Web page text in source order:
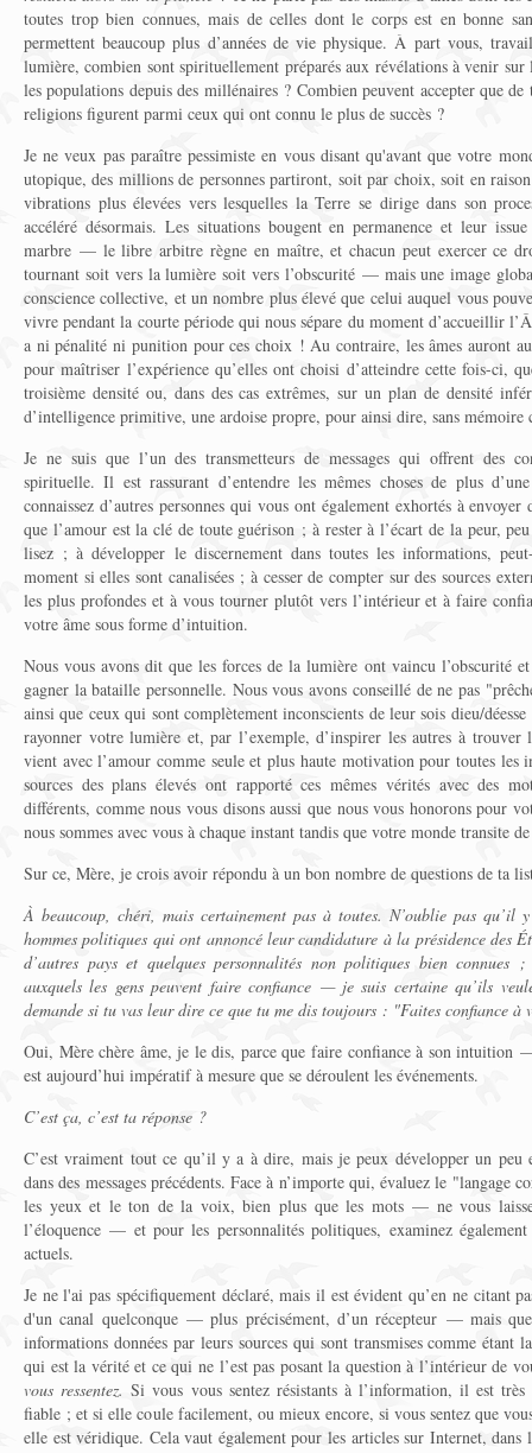
toutes trop bien connues, mais de celles dont le corps est en bonne
permettent beaucoup plus d’années de vie physique. À part vous,
lumière, combien sont spirituellement préparés aux révélations à venir
les populations depuis des millénaires ? Combien peuvent accepter que
religions figurent parmi ceux qui ont connu le plus de succès ?
Je ne veux pas paraître pessimiste en vous disant qu'avant que votre
utopique, des millions de personnes partiront, soit par choix, soit en
vibrations plus élevées vers lesquelles la Terre se dirige dans son
accéléré désormais. Les situations bougent en permanence et leur
marbre — le libre arbitre règne en maître, et chacun peut exercer ce
tournant soit vers la lumière soit vers l’obscurité — mais une image
conscience collective, et un nombre plus élevé que celui auquel vous
vivre pendant la courte période qui nous sépare du moment d’accueillir
a ni pénalité ni punition pour ces choix ! Au contraire, les âmes auront
pour maîtriser l’expérience qu’elles ont choisi d’atteindre cette fois-ci,
troisième densité ou, dans des cas extrêmes, sur un plan de densité
d’intelligence primitive, une ardoise propre, pour ainsi dire, sans mémoire
Je ne suis que l’un des transmetteurs de messages qui offrent des
spirituelle. Il est rassurant d’entendre les mêmes choses de plus
connaissez d’autres personnes qui vous ont également exhortés à
que l’amour est la clé de toute guérison ; à rester à l’écart de la peur,
lisez ; à développer le discernement dans toutes les informations,
moment si elles sont canalisées ; à cesser de compter sur des sources
les plus profondes et à vous tourner plutôt vers l’intérieur et à faire
votre âme sous forme d’intuition.
Nous vous avons dit que les forces de la lumière ont vaincu l’obscurité
gagner la bataille personnelle. Nous vous avons conseillé de ne pas
ainsi que ceux qui sont complètement inconscients de leur sois dieu/
rayonner votre lumière et, par l’exemple, d’inspirer les autres à
vient avec l’amour comme seule et plus haute motivation pour toutes les
sources des plans élevés ont rapporté ces mêmes vérités avec des
différents, comme nous vous disons aussi que nous vous honorons pour
nous sommes avec vous à chaque instant tandis que votre monde transite
Sur ce, Mère, je crois avoir répondu à un bon nombre de questions de ta
À beaucoup, chéri, mais certainement pas à toutes. N’oublie pas qu’il
hommes politiques qui ont annoncé leur candidature à la présidence des
d’autres pays et quelques personnalités non politiques bien connues
auxquels les gens peuvent faire confiance — je suis certaine qu’ils
demande si tu vas leur dire ce que tu me dis toujours : "Faites confiance
Oui, Mère chère âme, je le dis, parce que faire confiance à son
est aujourd’hui impératif à mesure que se déroulent les événements.
C’est ça, c’est ta réponse ?
C’est vraiment tout ce qu’il y a à dire, mais je peux développer un peu
dans des messages précédents. Face à n’importe qui, évaluez le "langage
les yeux et le ton de la voix, bien plus que les mots — ne vous
l’éloquence — et pour les personnalités politiques, examinez
actuels.
Je ne l'ai pas spécifiquement déclaré, mais il est évident qu’en ne citant
d'un canal quelconque — plus précisément, d’un récepteur — mais
informations données par leurs sources qui sont transmises comme étant
qui est la vérité et ce qui ne l’est pas posant la question à l’intérieur de
vous ressentez. Si vous vous sentez résistants à l’information, il est
fiable ; et si elle coule facilement, ou mieux encore, si vous sentez que
elle est véridique. Cela vaut également pour les articles sur Internet,